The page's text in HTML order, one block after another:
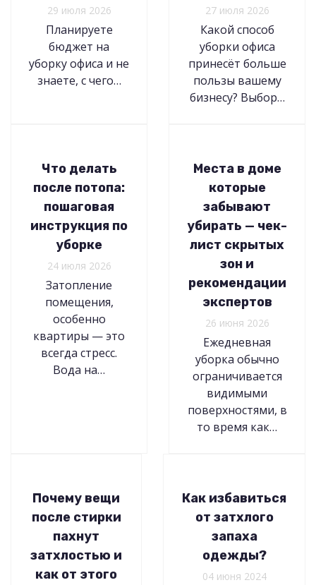
29 июля 2026
Планируете
бюджет на
уборку офиса и не
знаете, с чего…
27 июля 2026
Какой способ
уборки офиса
принесёт больше
пользы вашему
бизнесу? Выбор…
Что делать
после потопа:
пошаговая
инструкция по
уборке
24 июля 2026
Затопление
помещения,
особенно
квартиры — это
всегда стресс.
Вода на…
Места в доме
которые
забывают
убирать — чек-
лист скрытых
зон и
рекомендации
экспертов
26 июня 2026
Ежедневная
уборка обычно
ограничивается
видимыми
поверхностями, в
то время как…
Почему вещи
после стирки
пахнут
затхлостью и
как от этого
Как избавиться
от затхлого
запаха
одежды?
04 июня 2024